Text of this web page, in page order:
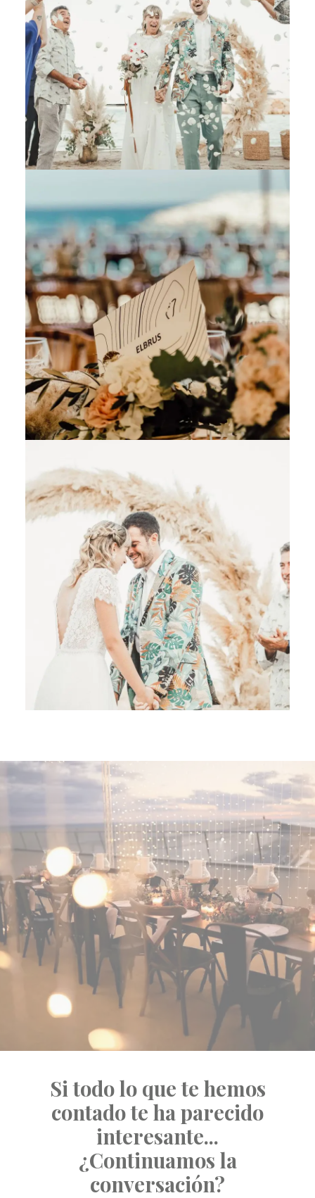
Si todo lo que te hemos
contado te ha parecido
interesante...
¿Continuamos la
conversación?